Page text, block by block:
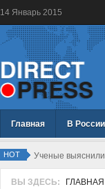
14 Январь 2015
Главная В России
HOT Ученые
ВЫ ЗДЕСЬ: ГЛАВНАЯ